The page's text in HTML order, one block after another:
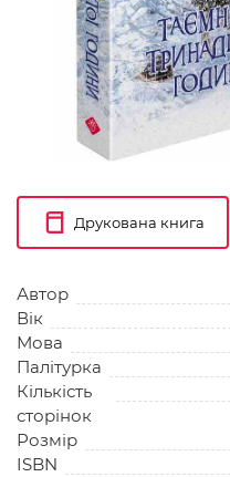
Друкована книга
Автор
Вік
Мова
Палітурка
Кількість
сторінок
Розмір
ISBN